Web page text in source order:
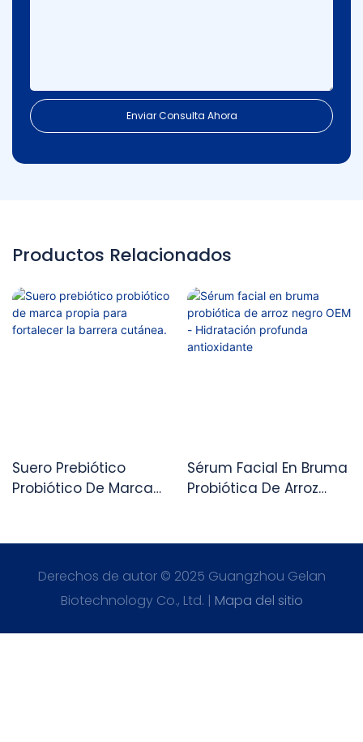
Enviar Consulta Ahora
Productos Relacionados
Suero Prebiótico
Probiótico De Marca
Sérum Facial En Bruma
Probiótica De Arroz
Antioxidante
Derechos de autor © 2025 Guangzhou Gelan
Biotechnology Co., Ltd. | Mapa del sitio